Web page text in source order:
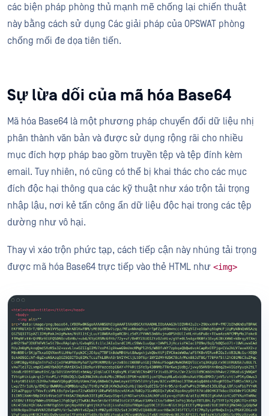
các biện pháp phòng thủ mạnh mẽ chống lại chiến thuật
này bằng cách sử dụng Các giải pháp của OPSWAT phòng
chống mối đe dọa tiên tiến.
Sự lừa dối của mã hóa Base64
Mã hóa Base64 là một phương pháp chuyển đổi dữ liệu nhị
phân thành văn bản và được sử dụng rộng rãi cho nhiều
mục đích hợp pháp bao gồm truyền tệp và tệp đính kèm
email. Tuy nhiên, nó cũng có thể bị khai thác cho các mục
đích độc hại thông qua các kỹ thuật như xáo trộn tải trọng
nhập lậu, nơi kẻ tấn công ẩn dữ liệu độc hại trong các tệp
dường như vô hại.
Thay vì xáo trộn phức tạp, cách tiếp cận này nhúng tải trọng
được mã hóa Base64 trực tiếp vào thẻ HTML như <img>